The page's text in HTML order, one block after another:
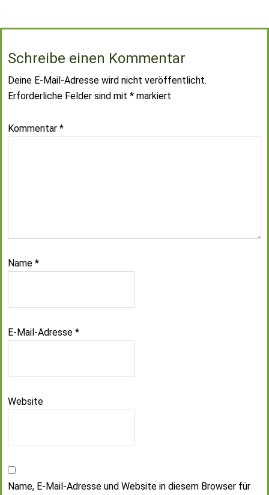
Schreibe einen Kommentar
Deine E-Mail-Adresse wird nicht veröffentlicht.
Erforderliche Felder sind mit * markiert
Kommentar *
Name *
E-Mail-Adresse *
Website
Name, E-Mail-Adresse und Website in diesem Browser für